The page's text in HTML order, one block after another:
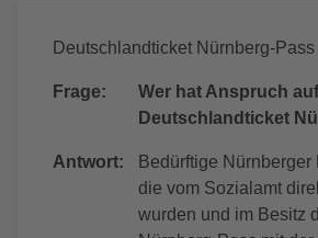
Deutschlandticket Nürnberg-Pass
Frage:
Wer hat Anspruch
Deutschlandticket
Antwort:
Bedürftige Nürnberger
die vom Sozialamt
wurden und im Besitz